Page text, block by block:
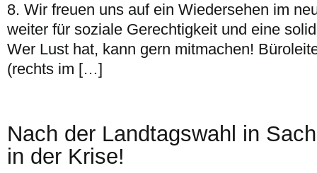
8. Wir freuen uns auf ein Wiedersehen im
weiter für soziale Gerechtigkeit und eine
Wer Lust hat, kann gern mitmachen!
(rechts im […]
Nach der Landtagswahl in
in der Krise!